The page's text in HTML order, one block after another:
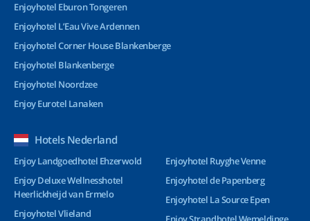
Enjoyhotel Eburon Tongeren
Enjoyhotel L’Eau Vive Ardennen
Enjoyhotel Corner House Blankenberge
Enjoyhotel Blankenberge
Enjoyhotel Noordzee
Enjoy Eurotel Lanaken
Hotels Nederland
Enjoy Landgoedhotel Ehzerwold
Enjoy Deluxe Wellnesshotel
Heerlickheijd van Ermelo
Enjoyhotel Vlieland
Enjoyhotel Ruyghe Venne
Enjoyhotel de Papenberg
Enjoyhotel La Source Epen